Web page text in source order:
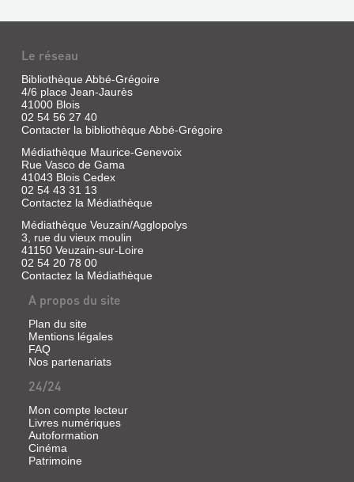
PUBLIC
POUR
LA
QUI
SERA
SOUTENU
V...
Livre
Dupre,
Alexandre,
1837
Le réseau
Bibliothèque Abbé-Grégoire
4/6 place Jean-Jaurès
41000 Blois
02 54 56 27 40
Contacter la bibliothèque Abbé-Grégoire
Médiathèque Maurice-Genevoix
Rue Vasco de Gama
41043 Blois Cedex
02 54 43 31 13
Contactez la Médiathèque
Médiathèque Veuzain/Agglopolys
3, rue du vieux moulin
41150 Veuzain-sur-Loire
02 54 20 78 00
Contactez la Médiathèque
A propos du site
Plan du site
Mentions légales
FAQ
Nos partenariats
24/24
Mon compte lecteur
Livres numériques
Autoformation
Cinéma
Patrimoine